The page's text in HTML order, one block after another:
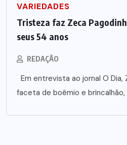
VARIEDADES
Tristeza faz Zeca
seus 54 anos
REDAÇÃO
Em entrevista ao jornal O Dia,
faceta de boêmio e